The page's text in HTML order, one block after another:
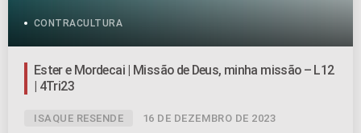
CONTRACULTURA
Ester e Mordecai | Missão de Deus, minha missão – L12
| 4Tri23
ISAQUE RESENDE 16 DE DEZEMBRO DE 2023